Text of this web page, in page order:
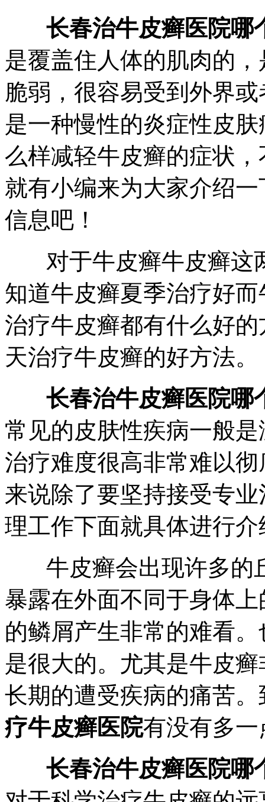
长春治牛皮癣医院哪
是覆盖住人体的肌肉的
脆弱，很容易受到外界
是一种慢性的炎症性皮
么样减轻牛皮癣的症状
就有小编来为大家介绍一
信息吧！
对于牛皮癣牛皮癣这
知道牛皮癣夏季治疗好
治疗牛皮癣都有什么好
天治疗牛皮癣的好方法。
长春治牛皮癣医院哪
常见的皮肤性疾病一般
治疗难度很高非常难以
来说除了要坚持接受专
理工作下面就具体进行介
牛皮癣会出现许多的
暴露在外面不同于身体
的鳞屑产生非常的难看
是很大的。尤其是牛皮
长期的遭受疾病的痛苦
疗牛皮癣医院有没有多
长春治牛皮癣医院哪